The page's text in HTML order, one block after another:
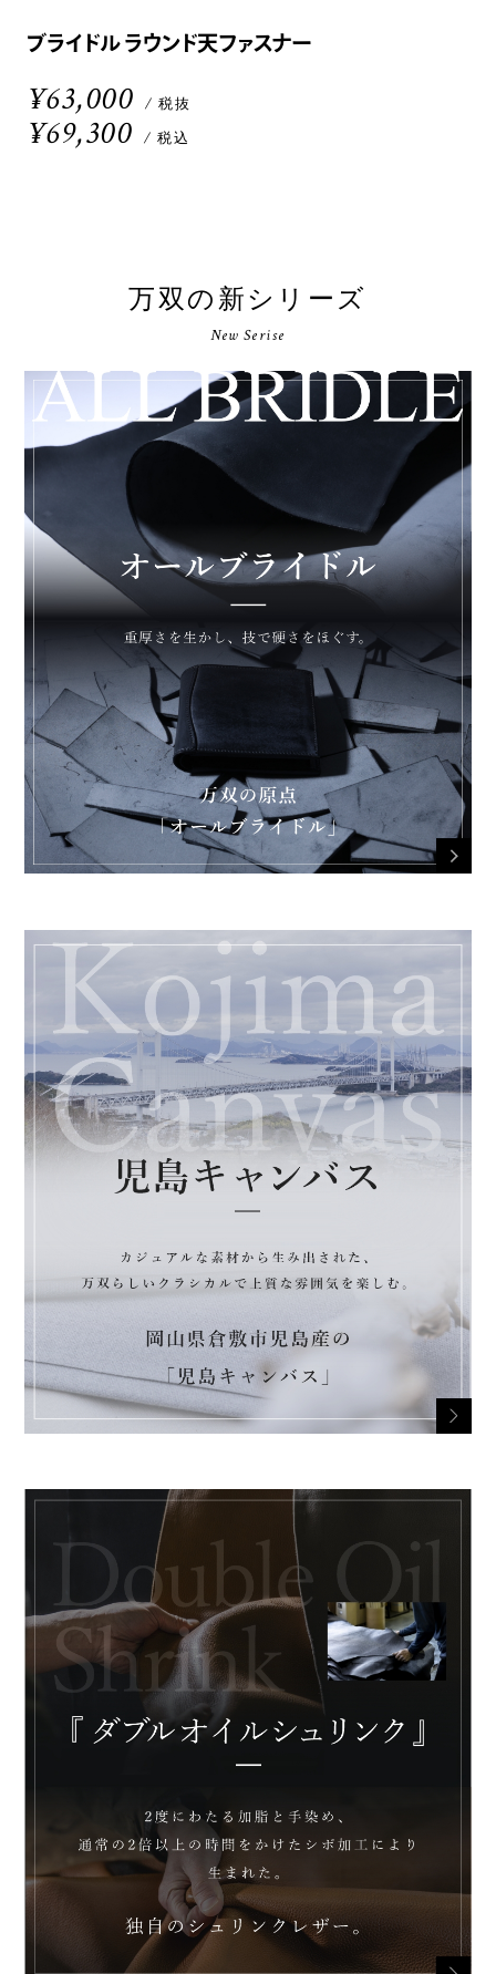
ブライドル ラウンド天ファスナー
¥63,000 / 税抜
¥69,300 / 税込
万双の新シリーズ
New Serise